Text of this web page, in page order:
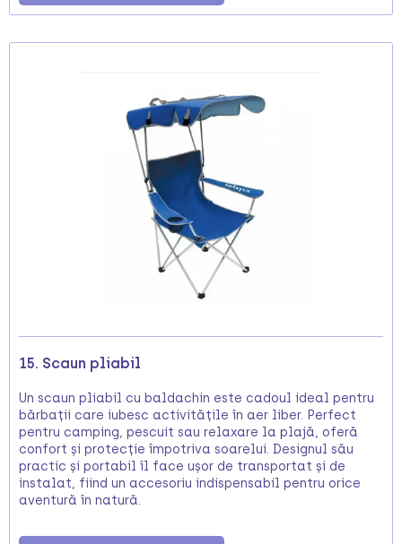
15. Scaun pliabil
Un scaun pliabil cu baldachin este cadoul ideal pentru
bărbații care iubesc activitățile în aer liber. Perfect
pentru camping, pescuit sau relaxare la plajă, oferă
confort și protecție împotriva soarelui. Designul său
practic și portabil îl face ușor de transportat și de
instalat, fiind un accesoriu indispensabil pentru orice
aventură în natură.